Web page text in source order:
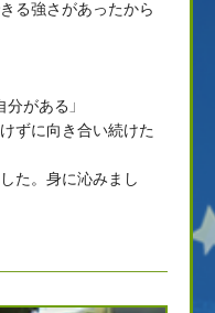
る強さがあったから
がある」
ずに向き合い続けた
た。身に沁みまし